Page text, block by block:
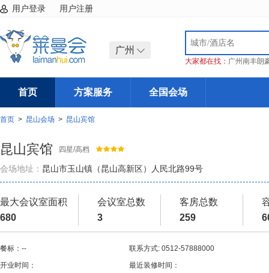
用户登录 用户注册
广州
大家都在找： 广州南丰朗
首页 方案服务 全国会场
首页 > 昆山会场 > 昆山宾馆
昆山宾馆 四星/高档
会场地址： 昆山市玉山镇（昆山高新区）人民北路99号
最大会议室面积
680
会议室总数
3
客房总数
259
餐标：--
联系方式: 0512-57888000
开业时间：
最近装修时间：